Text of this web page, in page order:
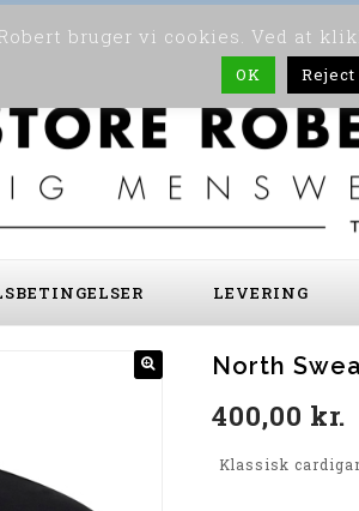
LEVERING
North
400,00 kr.
Klassisk
bruger vi cookies. Ved at
OK Reject